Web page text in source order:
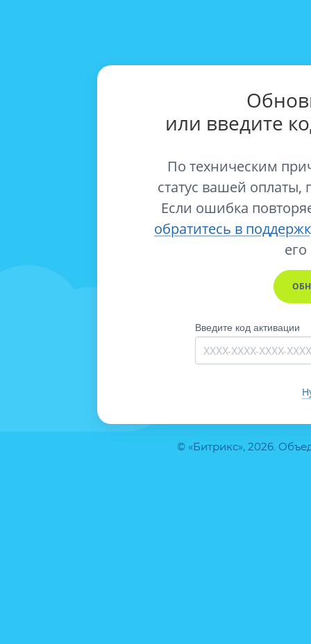
© «Битрикс», 2026.
или введите
По техническим
статус вашей оплаты,
Если ошибка
обратитесь в
его
Введите код активации